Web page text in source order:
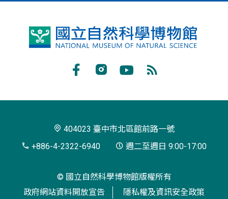
國
博
閱
404023 臺中市北區館前路一號
+886-4-2322-6940
週二至週日 9:00-17:00
© 國立自然科學博物館版權所有
政府網站資料開放宣告
隱私權及資訊安全政策